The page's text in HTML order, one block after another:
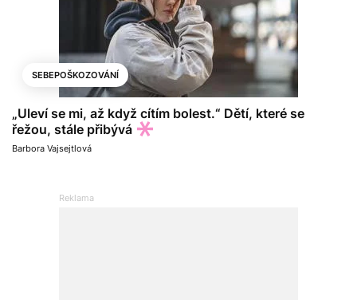
SEBEPOŠKOZOVÁNÍ
„Uleví se mi, až když cítím bolest.“ Dětí, které se
řežou, stále přibývá
Barbora Vajsejtlová